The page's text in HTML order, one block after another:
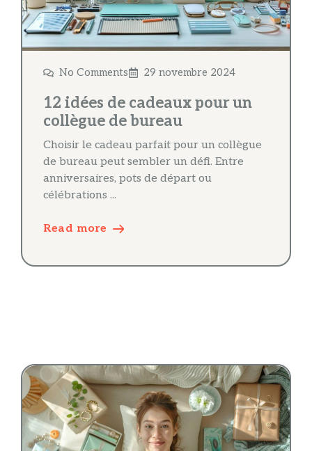
No Comments 29 novembre 2024
12 idées de cadeaux pour un
collègue de bureau
Choisir le cadeau parfait pour un collègue
de bureau peut sembler un défi. Entre
anniversaires, pots de départ ou
célébrations ...
Read more